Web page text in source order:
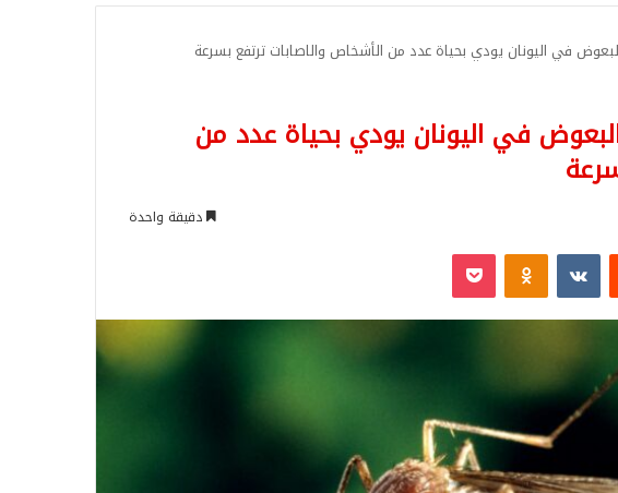
في اليونان يودي بحياة عدد من الأشخاص والاصابات ترتفع بسرعة
في اليونان يودي بحياة عدد من
دقيقة واحدة
Odnoklassniki
‫Pocket